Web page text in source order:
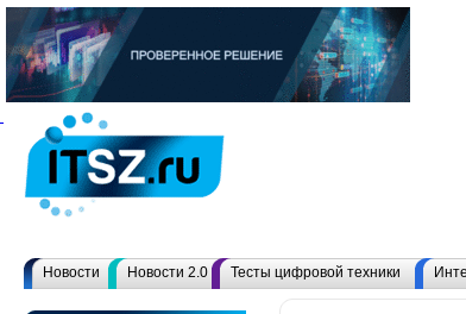
Новости Новости 2.0 Тесты цифровой техники